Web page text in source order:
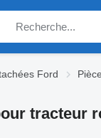
Ford
tracteur